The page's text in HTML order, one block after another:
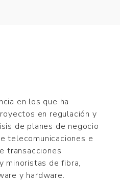
en los que ha
en regulación y
de planes de negocio
telecomunicaciones e
transacciones
minoristas de fibra,
y hardware.